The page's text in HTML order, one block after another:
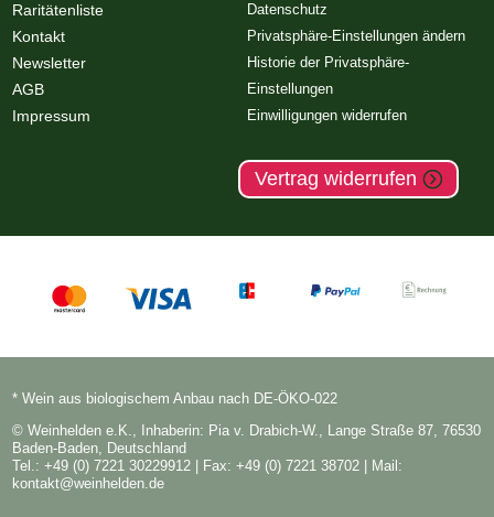
Raritätenliste
Kontakt
Newsletter
AGB
Impressum
Datenschutz
Privatsphäre-Einstellungen ändern
Historie der Privatsphäre-
Einstellungen
Einwilligungen widerrufen
Vertrag widerrufen
* Wein aus biologischem Anbau nach DE-ÖKO-022
© Weinhelden e.K., Inhaberin: Pia v. Drabich-W., Lange Straße 87, 76530
Baden-Baden, Deutschland
Tel.: +49 (0) 7221 30229912 | Fax: +49 (0) 7221 38702 | Mail:
kontakt@weinhelden.de